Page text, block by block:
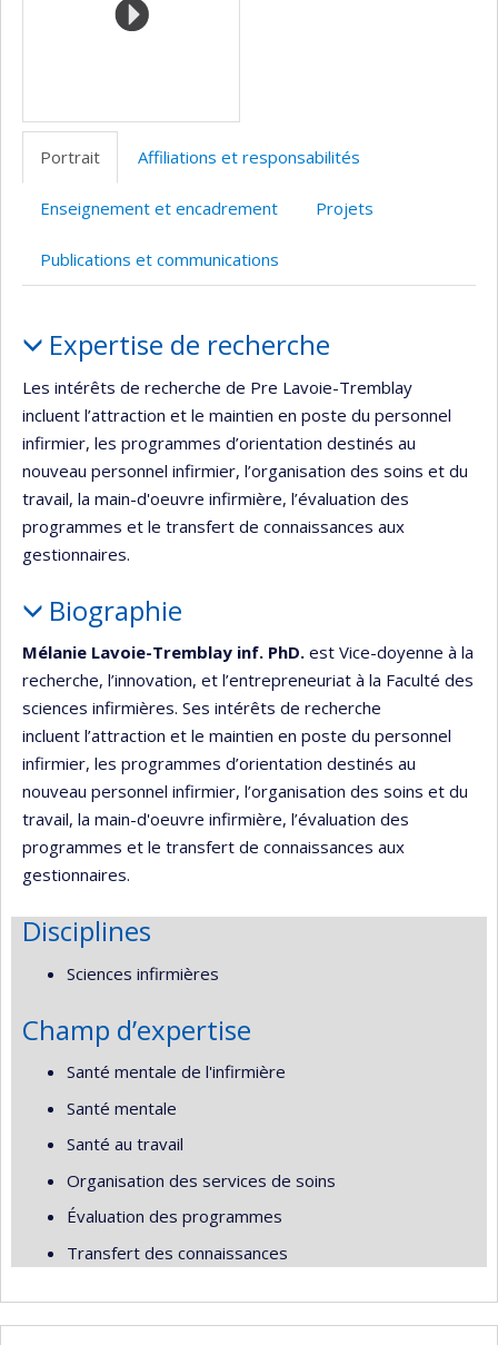
Portrait Affiliations et responsabilités
Enseignement et encadrement Projets
Publications et communications
Expertise de recherche
Les intérêts de recherche de Pre Lavoie-Tremblay
incluent l’attraction et le maintien en poste du personnel
infirmier, les programmes d’orientation destinés au
nouveau personnel infirmier, l’organisation des soins et du
travail, la main-d'oeuvre infirmière, l’évaluation des
programmes et le transfert de connaissances aux
gestionnaires.
Biographie
Mélanie Lavoie-Tremblay inf. PhD. est Vice-doyenne à la
recherche, l’innovation, et l’entrepreneuriat à la Faculté des
sciences infirmières. Ses intérêts de recherche
incluent l’attraction et le maintien en poste du personnel
infirmier, les programmes d’orientation destinés au
nouveau personnel infirmier, l’organisation des soins et du
travail, la main-d'oeuvre infirmière, l’évaluation des
programmes et le transfert de connaissances aux
gestionnaires.
Disciplines
Sciences infirmières
Champ d’expertise
Santé mentale de l'infirmière
Santé mentale
Santé au travail
Organisation des services de soins
Évaluation des programmes
Transfert des connaissances